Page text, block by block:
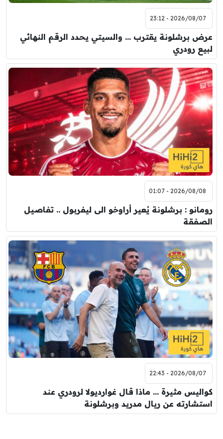
2026/08/07 - 23:12
عرض برشلونة يقترب … والسيتي يحدد الرقم النهائي
لبيع رودري
2026/08/08 - 01:07
رومانو : برشلونة يُعير أراوخو الى ليفربول .. تفاصيل
الصفقة
2026/08/07 - 22:43
كواليس مثيرة … ماذا قال غوارديولا لرودري عند
استشارته عن ريال مدريد وبرشلونة